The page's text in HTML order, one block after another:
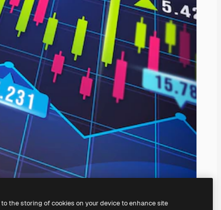
the storing of cookies on your device to enhance site